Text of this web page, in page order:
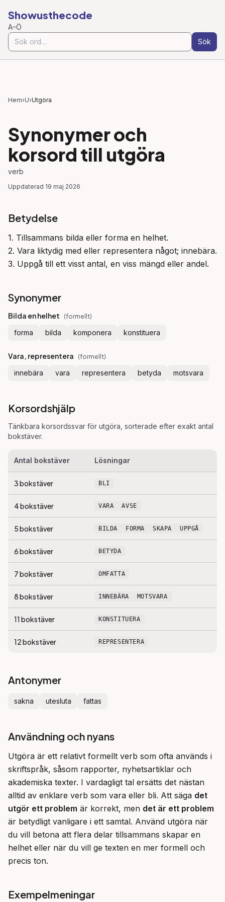
Showusthecode
A–Ö
Sök
Hem›U›Utgöra
Synonymer och
korsord till utgöra
verb
Uppdaterad 19 maj 2026
Betydelse
1. Tillsammans bilda eller forma en helhet.
2. Vara liktydig med eller representera något; innebära.
3. Uppgå till ett visst antal, en viss mängd eller andel.
Synonymer
Bilda en helhet (formellt)
forma bilda komponera konstituera
Vara, representera (formellt)
innebära vara representera betyda motsvara
Korsordshjälp
Tänkbara korsordssvar för utgöra , sorterade efter exakt antal
bokstäver.
Antal bokstäver Lösningar
3bokstäver BLI
4bokstäver VARA AVSE
5bokstäver BILDA FORMA SKAPA UPPGÅ
6bokstäver BETYDA
7bokstäver OMFATTA
8bokstäver INNEBÄRA MOTSVARA
11 bokstäver KONSTITUERA
12bokstäver REPRESENTERA
Antonymer
sakna utesluta fattas
Användning och nyans
Utgöra är ett relativt formellt verb som ofta används i
skriftspråk, såsom rapporter, nyhetsartiklar och
akademiska texter. I vardagligt tal ersätts det nästan
alltid av enklare verb som vara eller bli. Att säga det
utgör ett problem är korrekt, men det är ett problem
är betydligt vanligare i ett samtal. Använd utgöra när
du vill betona att flera delar tillsammans skapar en
helhet eller när du vill ge texten en mer formell och
precis ton.
Exempelmeningar